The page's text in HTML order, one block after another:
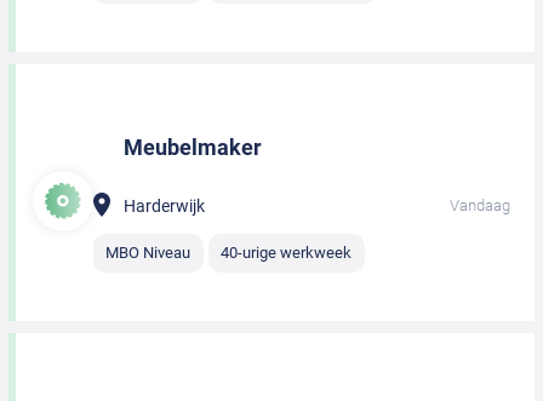
Meubelmaker
Harderwijk Vandaag
MBO Niveau 40-urige werkweek